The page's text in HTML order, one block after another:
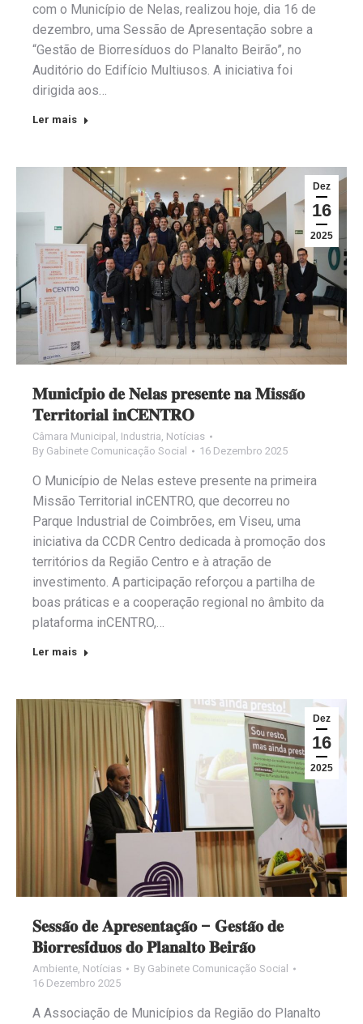
com o Município de Nelas, realizou hoje, dia 16 de
dezembro, uma Sessão de Apresentação sobre a
“Gestão de Biorresíduos do Planalto Beirão”, no
Auditório do Edifício Multiusos. A iniciativa foi
dirigida aos…
Ler mais
Dez
16
2025
𝐌𝐮𝐧𝐢𝐜𝐢́𝐩𝐢𝐨 𝐝𝐞 𝐍𝐞𝐥𝐚𝐬 𝐩𝐫𝐞𝐬𝐞𝐧𝐭𝐞 𝐧𝐚 𝐌𝐢𝐬𝐬𝐚̃𝐨
𝐓𝐞𝐫𝐫𝐢𝐭𝐨𝐫𝐢𝐚𝐥 𝐢𝐧𝐂𝐄𝐍𝐓𝐑𝐎
Câmara Municipal Industria Notícias
By Gabinete Comunicação Social 16 Dezembro 2025
O Município de Nelas esteve presente na primeira
Missão Territorial inCENTRO, que decorreu no
Parque Industrial de Coimbrões, em Viseu, uma
iniciativa da CCDR Centro dedicada à promoção dos
territórios da Região Centro e à atração de
investimento. A participação reforçou a partilha de
boas práticas e a cooperação regional no âmbito da
plataforma inCENTRO,…
Ler mais
Dez
16
2025
𝐒𝐞𝐬𝐬𝐚̃𝐨 𝐝𝐞 𝐀𝐩𝐫𝐞𝐬𝐞𝐧𝐭𝐚𝐜̧𝐚̃𝐨 – 𝐆𝐞𝐬𝐭𝐚̃𝐨 𝐝𝐞
𝐁𝐢𝐨𝐫𝐫𝐞𝐬𝐢́𝐝𝐮𝐨𝐬 𝐝𝐨 𝐏𝐥𝐚𝐧𝐚𝐥𝐭𝐨 𝐁𝐞𝐢𝐫𝐚̃𝐨
Ambiente, Notícias By Gabinete Comunicação Social
16 Dezembro 2025
A Associação de Municípios da Região do Planalto